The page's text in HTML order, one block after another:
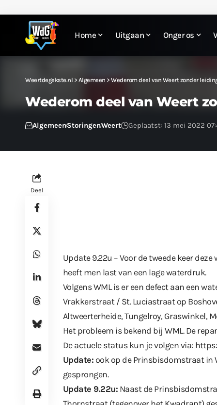
Home Uitgaan Onger os
Weertdegekste.nl > Algemeen > Wederom deel van Weert zonder
Wederom deel van Weert
AlgemeenStoringenWeert Geplaatst: 13 mei 2022
Deel
Update 9.22u – Voor de tweede keer
heeft men last van een lage waterdruk.
Volgens WML is er een defect aan een
Vrakkerstraat / St. Luciastraat op
Altweerterheide, Tungelroy, Graswinkel,
Het probleem is bekend bij WML. De
De actuele status kun je volgen via:
Update: ook op de Prinsbisdomstraat in
gesprongen.
Update 9.22u: Naast de